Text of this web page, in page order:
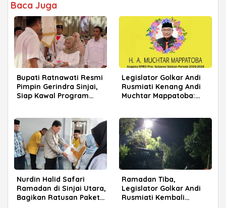
Baca Juga
Bupati Ratnawati Resmi
Pimpin Gerindra Sinjai,
Siap Kawal Program
Legislator Golkar Andi
Rusmiati Kenang Andi
Muchtar Mappatoba:
Nurdin Halid Safari
Ramadan di Sinjai Utara,
Bagikan Ratusan Paket
Ramadan Tiba,
Legislator Golkar Andi
Rusmiati Kembali